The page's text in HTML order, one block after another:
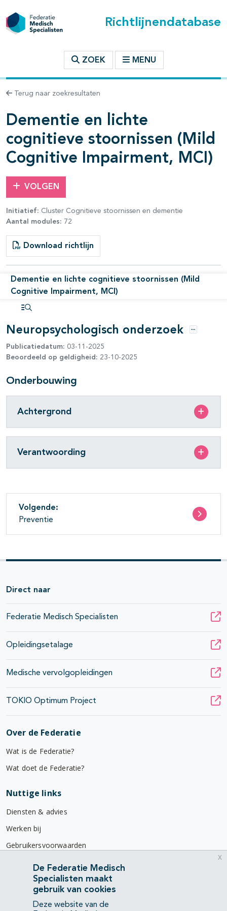
Richtlijnendatabase
ZOEK MENU
Terug naar zoekresultaten
Dementie en lichte
cognitieve stoornissen (Mild
Cognitive Impairment, MCI)
VOLGEN
Initiatief: Cluster Cognitieve stoornissen en dementie
Aantal modules: 72
Download richtlijn
Dementie en lichte cognitieve stoornissen (Mild
Cognitive Impairment, MCI)
openklappen
open- en dichtklappen
open- en dichtklappen
open- en dichtklappen
open- en dichtklappen
Neuropsychologisch onderzoek Opties
Publicatiedatum: 03-11-2025
Beoordeeld op geldigheid: 23-10-2025
Onderbouwing
Achtergrond
Verantwoording
Volgende:
Preventie
Direct naar
Federatie Medisch Specialisten
Opleidingsetalage
Medische vervolgopleidingen
TOKIO Optimum Project
Over de Federatie
Wat is de Federatie?
Wat doet de Federatie?
Nuttige links
Diensten & advies
Werken bij
Gebruikersvoorwaarden
Privacyverklaring
Contact
Mercatorlaan 1200
De Federatie Medisch
Specialisten maakt
gebruik van cookies
Deze website van de
x